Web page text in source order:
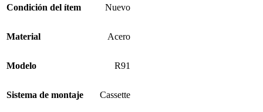
Condición del ítem Nuevo
Material Acero
Modelo R91
Sistema de montaje Cassette